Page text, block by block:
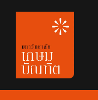
Skip
content
หลักสูตร